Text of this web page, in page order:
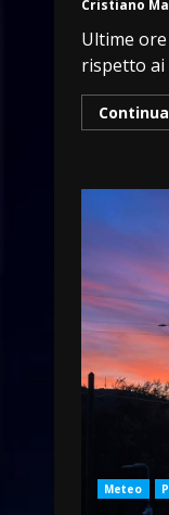
Cristiano
Ultime
rispetto ai
Meteo